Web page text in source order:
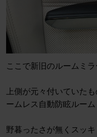
ここで新旧のルームミ
上側が元々付いていた
ームレス自動防眩ルーム
野暮ったさが無くスッキ